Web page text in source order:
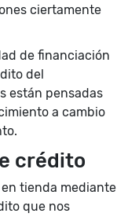
ciertamente
de financiación
del
están pensadas
a cambio
crédito
tienda mediante
que nos